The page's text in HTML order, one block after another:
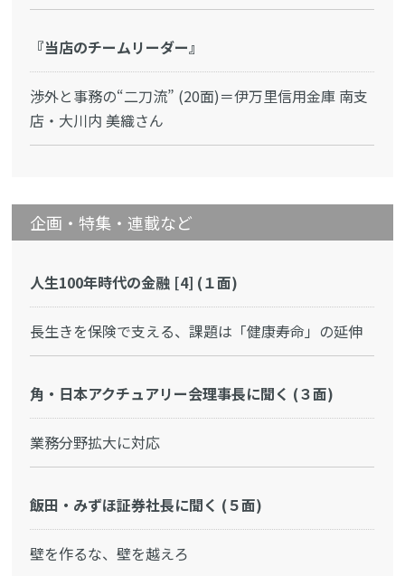
『当店のチームリーダー』
渉外と事務の“二刀流” (20面)＝伊万里信用金庫 南支
店・大川内 美織さん
企画・特集・連載など
人生100年時代の金融 [4] (１面)
長生きを保険で支える、課題は「健康寿命」の延伸
角・日本アクチュアリー会理事長に聞く (３面)
業務分野拡大に対応
飯田・みずほ証券社長に聞く (５面)
壁を作るな、壁を越えろ